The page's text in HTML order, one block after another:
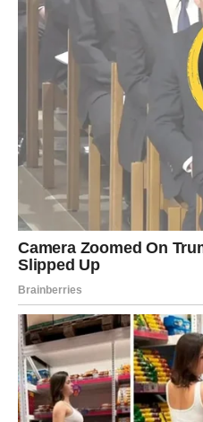
Na poslovnom planu
Moguće je da ćete završiti
ili ostvariti saradnju koja će
mogućnosti. Ako planirate
daju podršku da hrabro
Finansije postaju stabilnije.
troškove, a moguće je i da
prihoda. Jedna dobra
danima mogla bi imati
vašu financijsku sigurnost.
Na ljubavnom planu slijedi
Slobodne Vage mogle bi
osvojiti pažnjom i
pustite da se odnos razvija